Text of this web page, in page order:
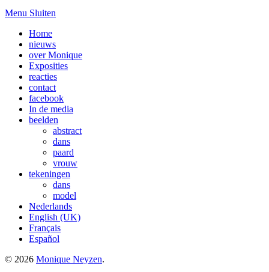
Menu Sluiten
Home
nieuws
over Monique
Exposities
reacties
contact
facebook
In de media
beelden
abstract
dans
paard
vrouw
tekeningen
dans
model
Nederlands
English (UK)
Français
Español
© 2026 Monique Neyzen.